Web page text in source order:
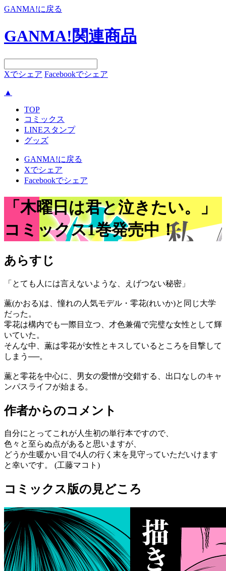
GANMA!に戻る
GANMA!関連商品
Xでシェア Facebookでシェア
▲
TOP
コミックス
LINEスタンプ
グッズ
GANMA!に戻る
Xでシェア
Facebookでシェア
「木曜日は君と泣きたい。」
コミックス1巻発売中！
あらすじ
「とても人には言えないような、えげつない秘密」
薫(かおる)は、憧れの人気モデル・零花(れいか)と同じ大学
だった。
零花は構内でも一際目立つ、才色兼備で完璧な女性として輝
いていた。
そんな中、薫は零花が女性とキスしているところを目撃して
しまう──。
薫と零花を中心に、男女の愛憎が交錯する、出口なしのキャ
ンパスライフが始まる。
作者からのコメント
自分にとってこれが人生初の単行本ですので、
色々と至らぬ点があると思いますが、
どうか生暖かい目で4人の行く末を見守っていただいけます
と幸いです。 (工藤マコト)
コミックス版の見どころ